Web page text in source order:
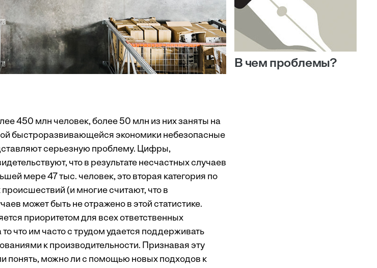
В чем проблемы?
450 млн человек, более 50 млн из них заняты на
быстроразвивающейся экономики небезопасные
серьезную проблему. Цифры,
что в результате несчастных случаев
мере 47 тыс. человек, это вторая категория по
(и многие считают, что в
может быть не отражено в этой статистике.
приоритетом для всех ответственных
что им часто с трудом удается поддерживать
к производительности. Признавая эту
понять, можно ли с помощью новых подходов к